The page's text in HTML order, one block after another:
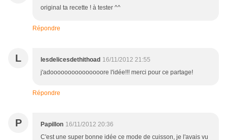
original ta recette ! à tester ^^
Répondre
L lesdelicesdethithoad 16/11/2012 21:55
j'adooooooooooooooore l'idée!!! merci pour ce partage!
Répondre
P Papillon 16/11/2012 20:36
C'est une super bonne idée ce mode de cuisson, je l'avais vu